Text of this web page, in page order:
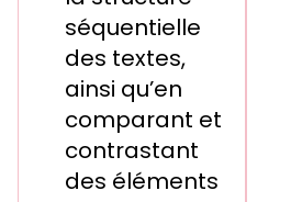
séquentielle
des textes,
ainsi qu’en
comparant et
contrastant
des éléments